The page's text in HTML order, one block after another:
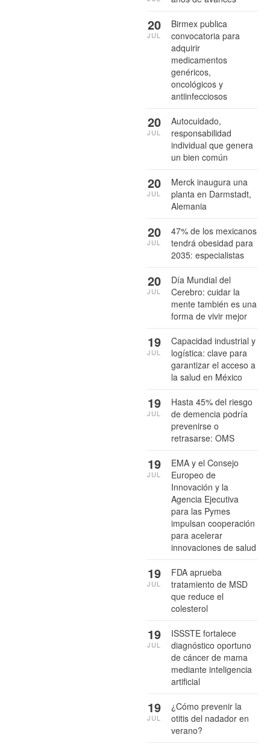
Birmex publica
convocatoria para
adquirir
medicamentos
genéricos,
oncológicos y
antiinfecciosos
20
JUL
Autocuidado,
responsabilidad
individual que genera
un bien común
20
JUL
Merck inaugura una
planta en Darmstadt,
Alemania
20
JUL
47% de los mexicanos
tendrá obesidad para
2035: especialistas
20
JUL
Día Mundial del
Cerebro: cuidar la
mente también es una
forma de vivir mejor
20
JUL
Capacidad industrial y
logística: clave para
garantizar el acceso a
la salud en México
19
JUL
Hasta 45% del riesgo
de demencia podría
prevenirse o
retrasarse: OMS
19
JUL
EMA y el Consejo
Europeo de
Innovación y la
Agencia Ejecutiva
para las Pymes
impulsan cooperación
para acelerar
innovaciones de salud
19
JUL
FDA aprueba
tratamiento de MSD
que reduce el
colesterol
19
JUL
ISSSTE fortalece
diagnóstico oportuno
de cáncer de mama
mediante inteligencia
artificial
19
JUL
¿Cómo prevenir la
otitis del nadador en
verano?
19
JUL